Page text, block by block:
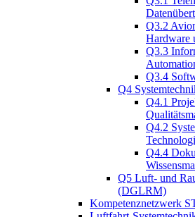
Q3.2
Hardware
Q3.3
Q3.4
Q4
Q4.1
Q4.2
Q4.4
Q5 Luft- und
(DGLRM)
Kompetenznetzwerk